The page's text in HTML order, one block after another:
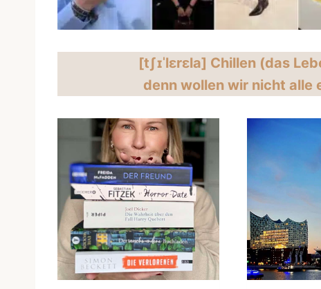
[tʃɪˈlɛrɛla] Chillen (das
denn wollen wir nicht alle